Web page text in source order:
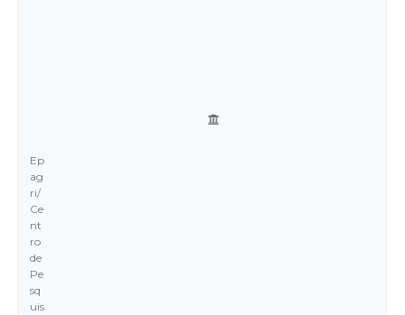
Ep
ag
ri/
Ce
nt
ro
de
Pe
sq
uis